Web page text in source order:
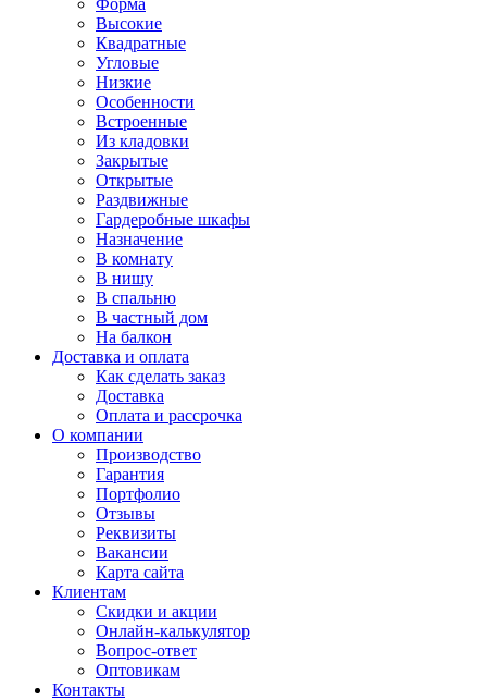
Форма
Высокие
Квадратные
Угловые
Низкие
Особенности
Встроенные
Из кладовки
Закрытые
Открытые
Раздвижные
Гардеробные шкафы
Назначение
В комнату
В нишу
В спальню
В частный дом
На балкон
Доставка и оплата
Как сделать заказ
Доставка
Оплата и рассрочка
О компании
Производство
Гарантия
Портфолио
Отзывы
Реквизиты
Вакансии
Карта сайта
Клиентам
Скидки и акции
Онлайн-калькулятор
Вопрос-ответ
Оптовикам
Контакты